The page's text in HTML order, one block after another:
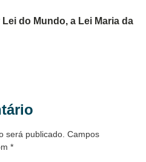
do Mundo, a Lei Maria da
será publicado. Campos
*